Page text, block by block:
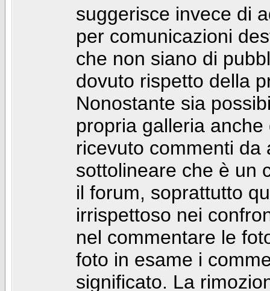
suggerisce invece di
per comunicazioni
che non siano di
dovuto rispetto della
Nonostante sia
propria galleria
ricevuto commenti da
sottolineare che è un
il forum, soprattutto
irrispettoso nei
nel commentare le
foto in esame i
significato. La